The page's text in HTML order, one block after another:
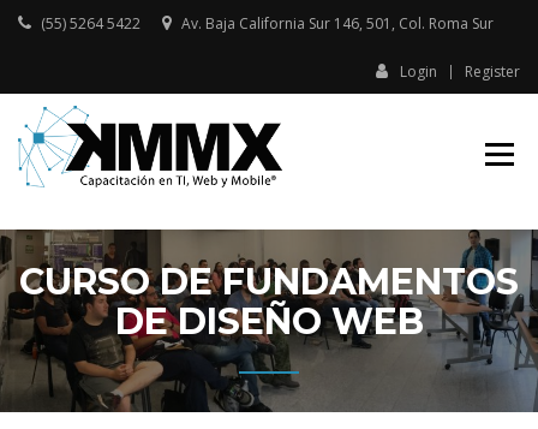
Skip
(55) 5264 5422 Av. Baja California Sur 146, 501, Col. Roma Sur​
Login Register
CAPACITACIÓN
CURSO DE FUNDAMENTOS
DE DISEÑO WEB